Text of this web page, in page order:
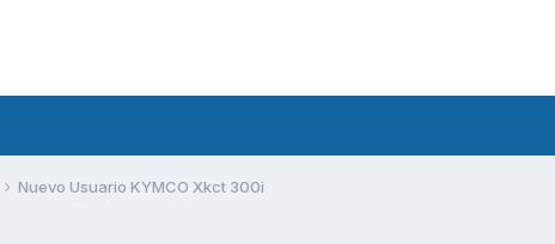
Nuevo Usuario KYMCO Xkct 300i